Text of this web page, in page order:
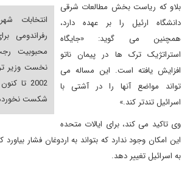
انتخابات
رفراندومی
محبوبیت
نخست وزیر
2002 تا
شکست
بلاو که ریاست بخش مطالعات شرقی
دانشگاه ارئیل را بر عهده دارد،
همچنین می گوید: «جایگاه
استراتژیک ترک ها در پیمان ناتو
افزایش یافته است. این مساله می
تواند مواضع آنها را در آشتی با
اسرائیل تندتر کند.»
وی تاکید می کند، برای ایالات متحده
این امکان وجود ندارد که بتواند به اردوغان فشار
به اسرائیل تغییر دهد.